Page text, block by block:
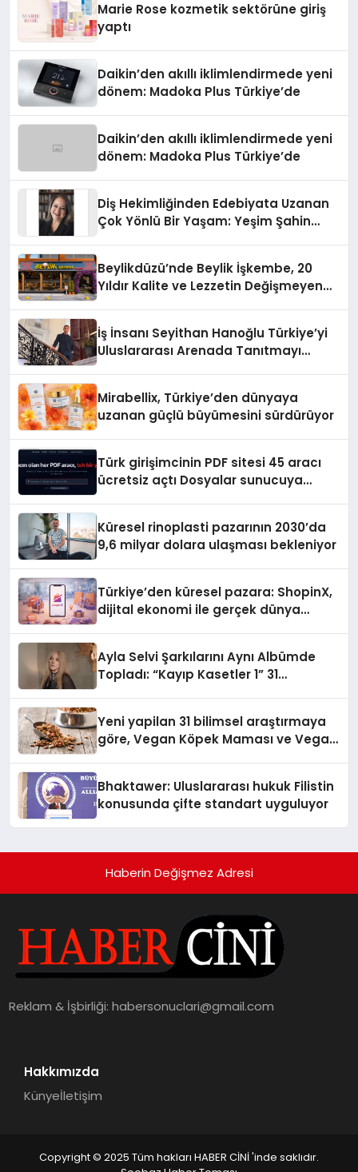
Marie Rose kozmetik sektörüne giriş
yaptı
Daikin’den akıllı iklimlendirmede yeni
dönem: Madoka Plus Türkiye’de
Daikin’den akıllı iklimlendirmede yeni
dönem: Madoka Plus Türkiye’de
Diş Hekimliğinden Edebiyata Uzanan
Çok Yönlü Bir Yaşam: Yeşim Şahin
Beylikdüzü’nde Beylik İşkembe, 20
Yıldır Kalite ve Lezzetin Değişmeyen
İş İnsanı Seyithan Hanoğlu Türkiye’yi
Uluslararası Arenada Tanıtmayı
Mirabellix, Türkiye’den dünyaya
uzanan güçlü büyümesini sürdürüyor
Türk girişimcinin PDF sitesi 45 aracı
ücretsiz açtı Dosyalar sunucuya
Küresel rinoplasti pazarının 2030’da
9,6 milyar dolara ulaşması bekleniyor
Türkiye’den küresel pazara: ShopinX,
dijital ekonomi ile gerçek dünya
Ayla Selvi Şarkılarını Aynı Albümde
Topladı: “Kayıp Kasetler 1” 31
Yeni yapilan 31 bilimsel araştırmaya
göre, Vegan Köpek Maması ve Vegan
Bhaktawer: Uluslararası hukuk Filistin
konusunda çifte standart uyguluyor
Haberin Değişmez Adresi
Reklam & İşbirliği:habersonuclari@gmail.com
Hakkımızda
Künyeİletişim
Copyright © 2025 Tüm hakları HABER CİNİ 'inde saklıdır.